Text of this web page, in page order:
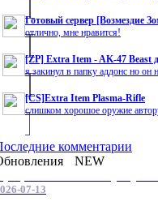
Готовый сервер [Возмездие
отлично, мне нравится!
[ZP] Extra Item - AK-47 Beast
я закинул в папку аддонс но он
[CS]Extra Item Plasma-Rifle
слишком хорошое оружие
комментарии
NEW
07-13